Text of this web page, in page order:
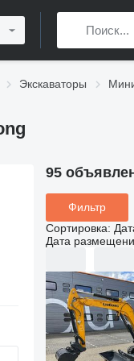
Экскаваторы
95
Фильтр
Сортировка:
Дата